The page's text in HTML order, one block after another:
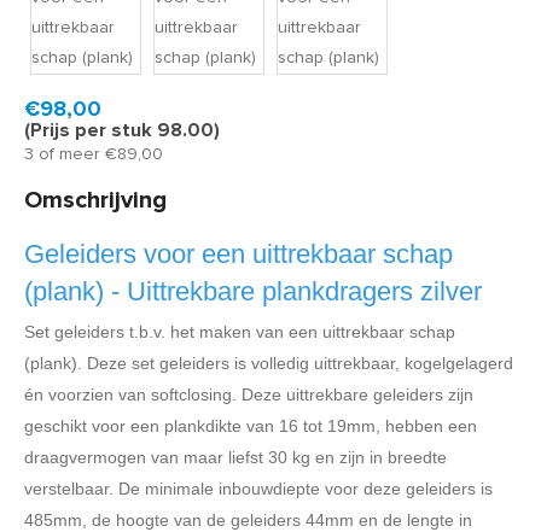
Snel in huis, 1 á 2 werkdagen
€98,00
(Prijs per stuk 98.00)
3 of meer €89,00
Omschrijving
Geleiders voor een uittrekbaar schap
(plank) - Uittrekbare plankdragers zilver
Set geleiders t.b.v. het maken van een uittrekbaar schap
(plank). Deze set geleiders is volledig uittrekbaar, kogelgelagerd
én voorzien van softclosing. Deze uittrekbare geleiders zijn
geschikt voor een plankdikte van 16 tot 19mm, hebben een
draagvermogen van maar liefst 30 kg en zijn in breedte
verstelbaar. De minimale inbouwdiepte voor deze geleiders is
485mm, de hoogte van de geleiders 44mm en de lengte in